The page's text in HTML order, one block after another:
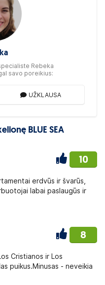
Rebeka
savo poreikius:
UŽKLAUSA
BLUE SEA
10
erdvūs ir švarūs,
labai paslaugūs ir
8
Cristianos ir Los
puikus.Minusas - neveikia